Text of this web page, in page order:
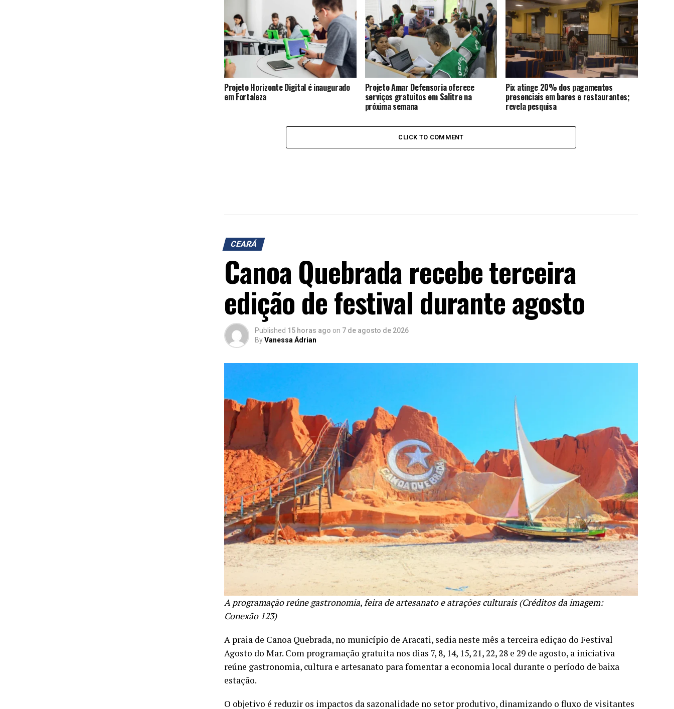
Projeto Horizonte Digital é inaugurado
em Fortaleza
Projeto Amar Defensoria oferece
serviços gratuitos em Salitre na
próxima semana
Pix atinge 20% dos pagamentos
presenciais em bares e restaurantes;
revela pesquisa
CLICK TO COMMENT
CEARÁ
Canoa Quebrada recebe terceira
edição de festival durante agosto
Published 15 horas ago on 7 de agosto de 2026
ByVanessa Ádrian
A programação reúne gastronomia, feira de artesanato e atrações culturais (Créditos da imagem:
Conexão 123)
A praia de Canoa Quebrada, no município de Aracati, sedia neste mês a terceira edição do Festival
Agosto do Mar. Com programação gratuita nos dias 7, 8, 14, 15, 21, 22, 28 e 29 de agosto, a iniciativa
reúne gastronomia, cultura e artesanato para fomentar a economia local durante o período de baixa
estação.
O objetivo é reduzir os impactos da sazonalidade no setor produtivo, dinamizando o fluxo de visitantes